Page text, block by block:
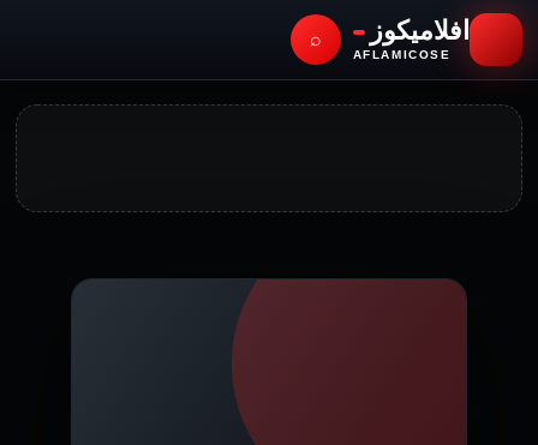
افلاميكوز
AFLAMICOSE
⌕